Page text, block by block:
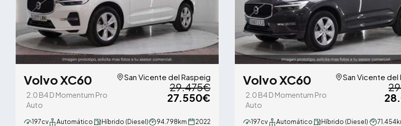
Volvo XC60
2.0 B4 D Momentum Pro
Auto
San Vicente del Raspeig
29.475€
27.550€
197cv Automático Híbrido (Diesel) 94.798km 2022
Volvo XC60
2.0 B4 D Momentum Pro
Auto
San Vicente del
197cv Automático Híbrido (Diesel)